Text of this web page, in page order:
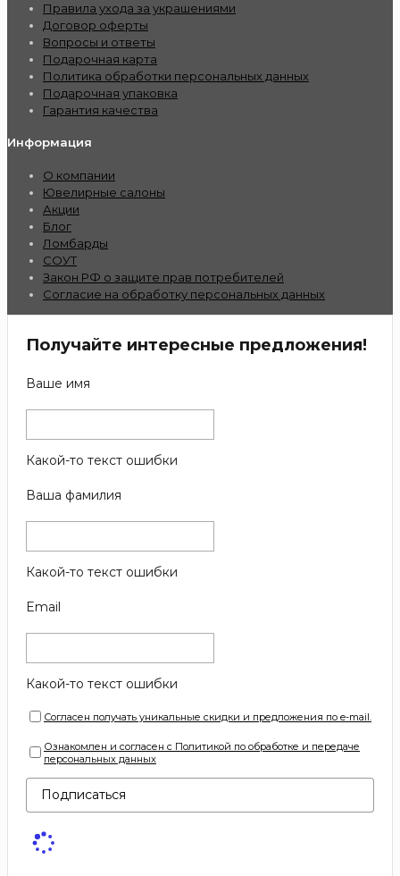
Правила ухода за украшениями
Договор оферты
Вопросы и ответы
Подарочная карта
Политика обработки персональных данных
Подарочная упаковка
Гарантия качества
Информация
О компании
Ювелирные салоны
Акции
Блог
Ломбарды
СОУТ
Закон РФ о защите прав потребителей
Согласие на обработку персональных данных
Получайте интересные предложения!
Ваше имя
Какой-то текст ошибки
Ваша фамилия
Какой-то текст ошибки
Email
Какой-то текст ошибки
Согласен получать уникальные скидки и предложения по e-mail.
Ознакомлен и согласен с Политикой по обработке и передаче
персональных данных
Подписаться